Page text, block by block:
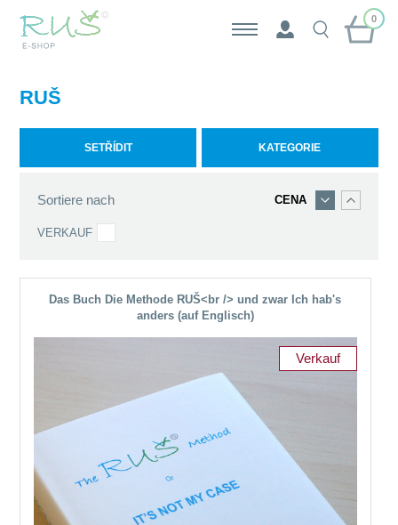
0
RUŠ
SETŘÍDIT KATEGORIE
VERKAUF
Sortiere nach CENA
Das Buch Die Methode RUŠ<br /> und zwar Ich hab's
anders (auf Englisch)
Verkauf